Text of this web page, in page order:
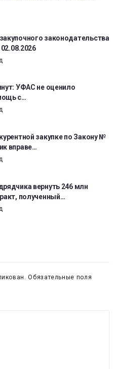
законодательства
УФАС не оценило
с…
закупке по Закону №
вправе…
вернуть 246 млн
полученный…
Обязательные поля